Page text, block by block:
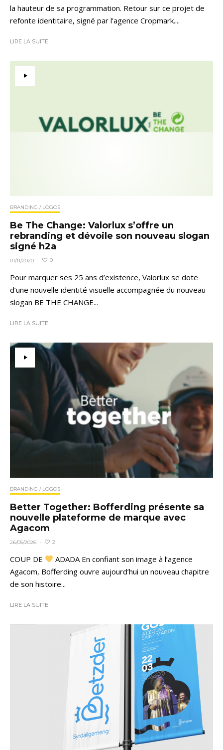
la hauteur de sa programmation. Retour sur ce projet de
refonte identitaire, signé par l’agence Cropmark....
LIRE LA SUITE
BRANDING / LOGOS
Be The Change: Valorlux s’offre un
rebranding et dévoile son nouveau slogan
signé h2a
01/11/2020 · 0
Pour marquer ses 25 ans d’existence, Valorlux se dote
d’une nouvelle identité visuelle accompagnée du nouveau
slogan BE THE CHANGE...
LIRE LA SUITE
BRANDING / LOGOS
Better Together: Bofferding présente sa
nouvelle plateforme de marque avec
Agacom
26/05/2026 · 2
COUP DE
ADADA En confiant son image à l’agence
Agacom, Bofferding ouvre aujourd’hui un nouveau chapitre
de son histoire...
LIRE LA SUITE